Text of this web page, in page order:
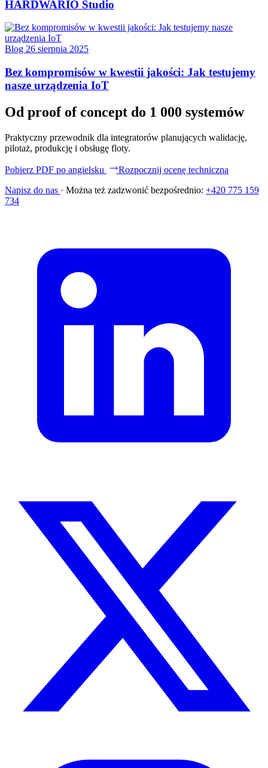
HARDWARIO Studio
Blog 26 sierpnia 2025
Bez kompromisów w kwestii jakości: Jak testujemy
nasze urządzenia IoT
Od proof of concept do 1 000 systemów
Praktyczny przewodnik dla integratorów planujących walidację,
pilotaż, produkcję i obsługę floty.
Pobierz PDF po angielsku
Rozpocznij ocenę techniczną
Napisz do nas · Można też zadzwonić bezpośrednio: +420 775 159
734